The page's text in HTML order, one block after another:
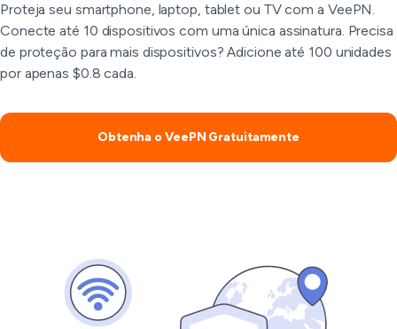
Proteja seu smartphone, laptop, tablet ou TV com a VeePN.
Conecte até 10 dispositivos com uma única assinatura. Precisa
de proteção para mais dispositivos? Adicione até 100 unidades
por apenas $0.8 cada.
Obtenha o VeePN Gratuitamente